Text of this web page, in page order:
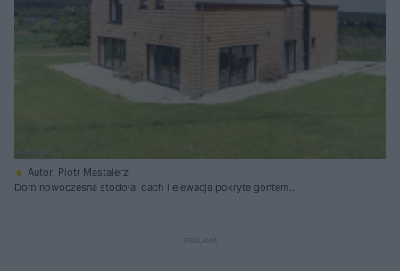
Autor: Piotr Mastalerz
Dom nowoczesna stodoła: dach i elewacja pokryte gontem